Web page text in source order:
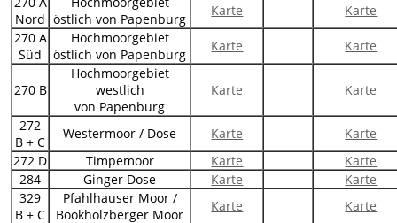
Nord östlich von Papenburg
Karte
Karte
270 A
Süd
Hochmoorgebiet
östlich von Papenburg
Karte Karte
270 B
Hochmoorgebiet
westlich
von Papenburg
Karte Karte
272
B + C
Westermoor / Dose Karte
Karte
272 D
Timpemoor Karte
Karte
284
Ginger Dose Karte
Karte
329
B + C
Pfahlhauser Moor /
Bookholzberger Moor
Karte
Karte